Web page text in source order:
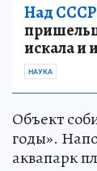
Над СССР
искала и
НАУКА
Объект
годы».
аквапарк